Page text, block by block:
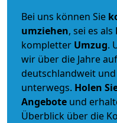
Bei uns können Sie
umziehen, sei es als
kompletter Umzug.
wir über die Jahre
deutschlandweit
unterwegs. Holen
Angebote und
Überblick über die